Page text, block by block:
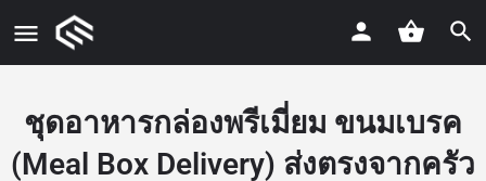
ชุดอาหารกล่องพรีเมี่ยม ขนมเบรค
(Meal Box Delivery) ส่งตรงจากครัว